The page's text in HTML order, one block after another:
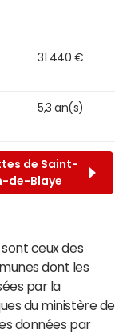
31 440 €
5,3 an(s)
de Saint-
de-Blaye
ceux des
dont les
par la
du ministère de
données par